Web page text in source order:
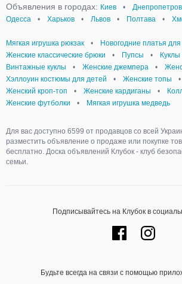
Объявления в городах: Киев •
Одесса
• Харьков • Львов • Полтава •
Мягкая игрушка рюкзак • Новогодние платья
Женские классические брюки
• Пупсы •
Винтажные куклы
• Женские джемпера •
Хэллоуин костюмы для детей
• Женские топы
•
Женский кроп-топ
• Женские кардиганы •
Женские футболки
• Мягкая игрушка медведь
Для вас доступно 6599 от продавцов со всей
разместить объявление о продаже или покупке
бесплатно. Доска объявлений Клубок - клуб
семьи.
Подписывайтесь на Клубок в
Будьте всегда на связи с помощью